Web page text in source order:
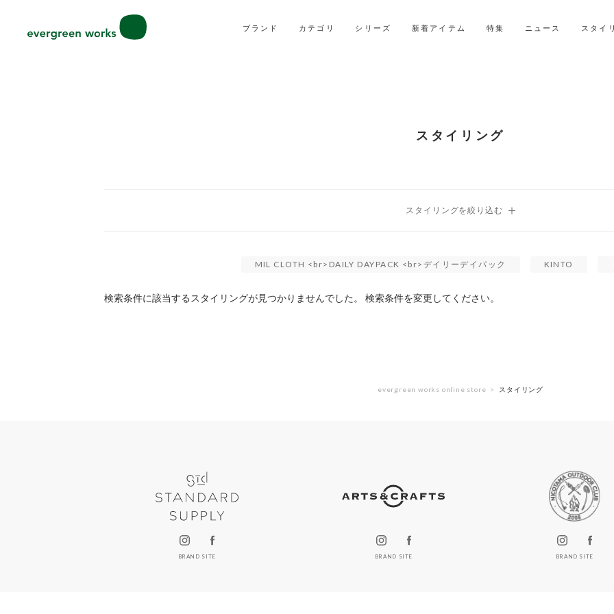
ブランド カテゴリ シリーズ 新着アイテム 特集 ニュース スタイ
スタイリング
MIL CLOTH <br>DAILY DAYPACK <br>デイリーデイパック KINTO
検索条件に該当するスタイリングが見つかりませんでした。 検索条件を変更してください。
evergreen works online store スタイリング
BRAND SITE BRAND SITE BRAND SITE